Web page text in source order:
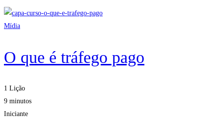
Mídia
O que é tráfego pago
1 Lição
9 minutos
Iniciante